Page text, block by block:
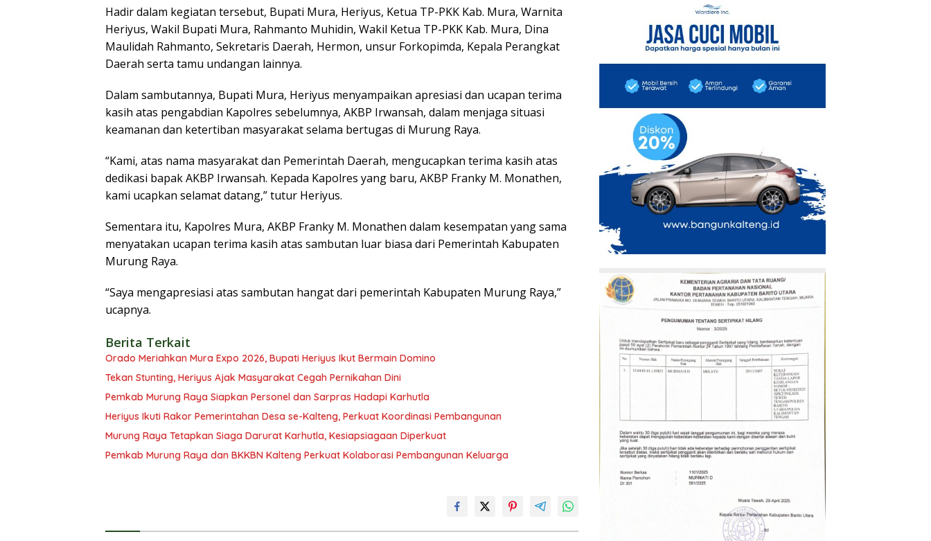
Hadir dalam kegiatan tersebut, Bupati Mura, Heriyus, Ketua TP-PKK Kab. Mura, Warnita
Heriyus, Wakil Bupati Mura, Rahmanto Muhidin, Wakil Ketua TP-PKK Kab. Mura, Dina
Maulidah Rahmanto, Sekretaris Daerah, Hermon, unsur Forkopimda, Kepala Perangkat
Daerah serta tamu undangan lainnya.
Dalam sambutannya, Bupati Mura, Heriyus menyampaikan apresiasi dan ucapan terima
kasih atas pengabdian Kapolres sebelumnya, AKBP Irwansah, dalam menjaga situasi
keamanan dan ketertiban masyarakat selama bertugas di Murung Raya.
“Kami, atas nama masyarakat dan Pemerintah Daerah, mengucapkan terima kasih atas
dedikasi bapak AKBP Irwansah. Kepada Kapolres yang baru, AKBP Franky M. Monathen,
kami ucapkan selamat datang,” tutur Heriyus.
Sementara itu, Kapolres Mura, AKBP Franky M. Monathen dalam kesempatan yang sama
menyatakan ucapan terima kasih atas sambutan luar biasa dari Pemerintah Kabupaten
Murung Raya.
“Saya mengapresiasi atas sambutan hangat dari pemerintah Kabupaten Murung Raya,”
ucapnya.
Berita Terkait
Orado Meriahkan Mura Expo 2026, Bupati Heriyus Ikut Bermain Domino
Tekan Stunting, Heriyus Ajak Masyarakat Cegah Pernikahan Dini
Pemkab Murung Raya Siapkan Personel dan Sarpras Hadapi Karhutla
Heriyus Ikuti Rakor Pemerintahan Desa se-Kalteng, Perkuat Koordinasi Pembangunan
Murung Raya Tetapkan Siaga Darurat Karhutla, Kesiapsiagaan Diperkuat
Pemkab Murung Raya dan BKKBN Kalteng Perkuat Kolaborasi Pembangunan Keluarga